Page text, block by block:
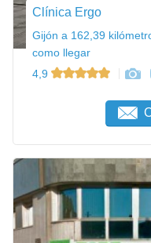
Clínica Ergo
Gijón a 162,39
como llegar
4,9